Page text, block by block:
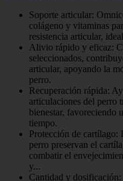
Soporte articular:
colágeno y vitaminas
resistencia articular,
Alivio rápido y eficaz:
seleccionados,
articular, apoyando la
perro.
Recuperación rápida:
articulaciones del perro
bienestar, favoreciendo
tiempo.
Protección de cartílago:
perro preservan el
combatir el
y...
Cantidad y